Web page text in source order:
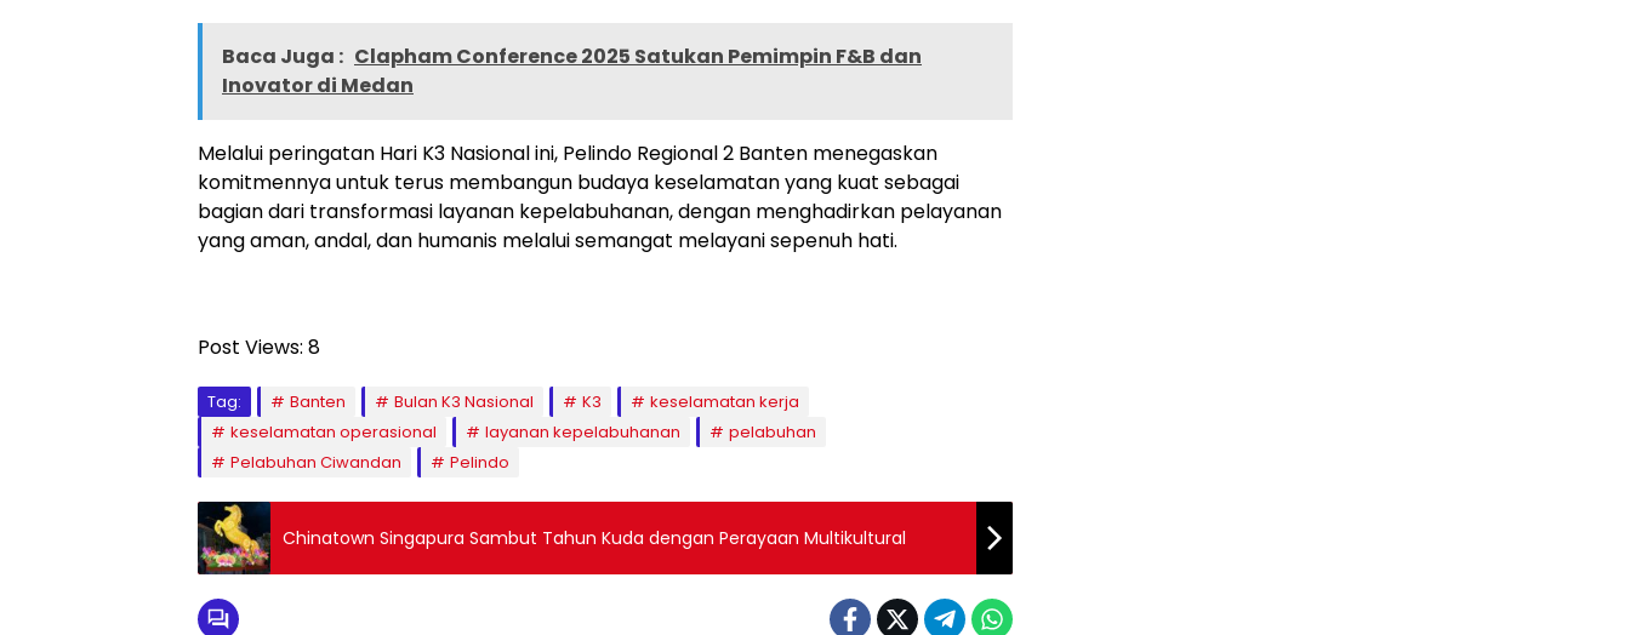
Baca Juga : Clapham Conference 2025 Satukan Pemimpin F&B dan
Inovator di Medan
Melalui peringatan Hari K3 Nasional ini, Pelindo Regional 2 Banten menegaskan
komitmennya untuk terus membangun budaya keselamatan yang kuat sebagai
bagian dari transformasi layanan kepelabuhanan, dengan menghadirkan pelayanan
yang aman, andal, dan humanis melalui semangat melayani sepenuh hati.
Post Views: 8
Tag: Banten Bulan K3 Nasional K3
keselamatan kerja
keselamatan operasional
layanan kepelabuhanan
pelabuhan
Pelabuhan Ciwandan
Pelindo
Chinatown Singapura Sambut Tahun Kuda dengan Perayaan Multikultural